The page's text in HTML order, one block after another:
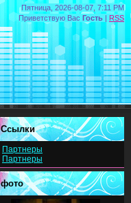
Пятница, 2026-08-07, 7:11 PM
Приветствую Вас Гость | RSS
Ссылки
Партнеры
Партнеры
фото